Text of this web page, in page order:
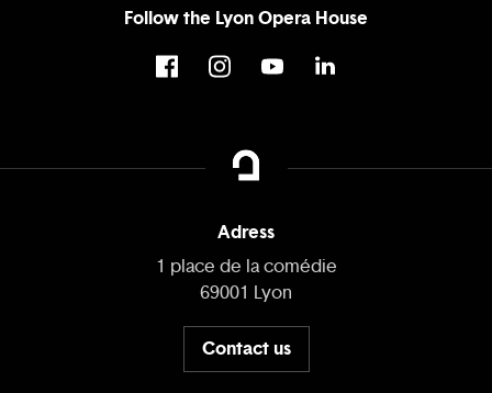
Follow the Lyon Opera House
Adress
1 place de la comédie
69001 Lyon
Contact us